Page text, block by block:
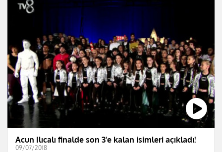
Acun Ilıcalı finalde son 3'e kalan isimleri açıkladı!
09/07/2018